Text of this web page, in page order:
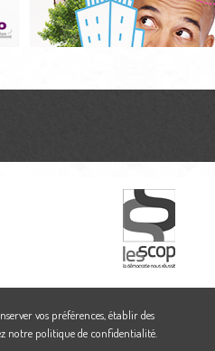
vos préférences, établir des
notre politique de confidentialité